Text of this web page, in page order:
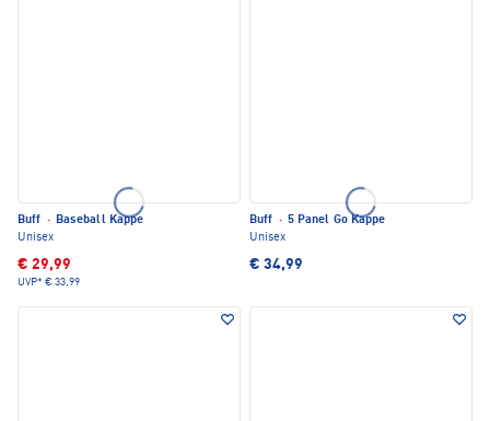
Buff · Baseball Kappe
Unisex
€ 29,99
UVP* € 33,99
Buff · 5 Panel Go Kappe
Unisex
€ 34,99